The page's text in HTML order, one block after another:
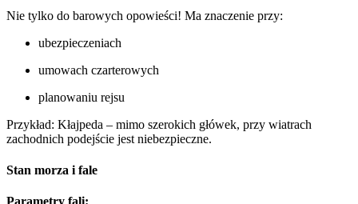
Nie tylko do barowych opowieści! Ma znaczenie przy:
ubezpieczeniach
umowach czarterowych
planowaniu rejsu
Przykład: Kłajpeda – mimo szerokich główek, przy wiatrach
zachodnich podejście jest niebezpieczne.
Stan morza i fale